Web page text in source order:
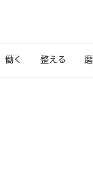
働く 整える